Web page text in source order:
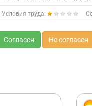
Условия труда:
Согласен Не согласен